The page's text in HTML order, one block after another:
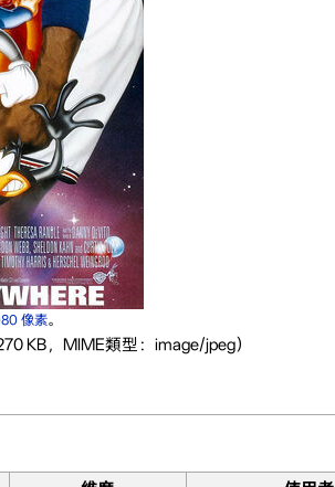
像素。
KB，MIME類型：image/jpeg）